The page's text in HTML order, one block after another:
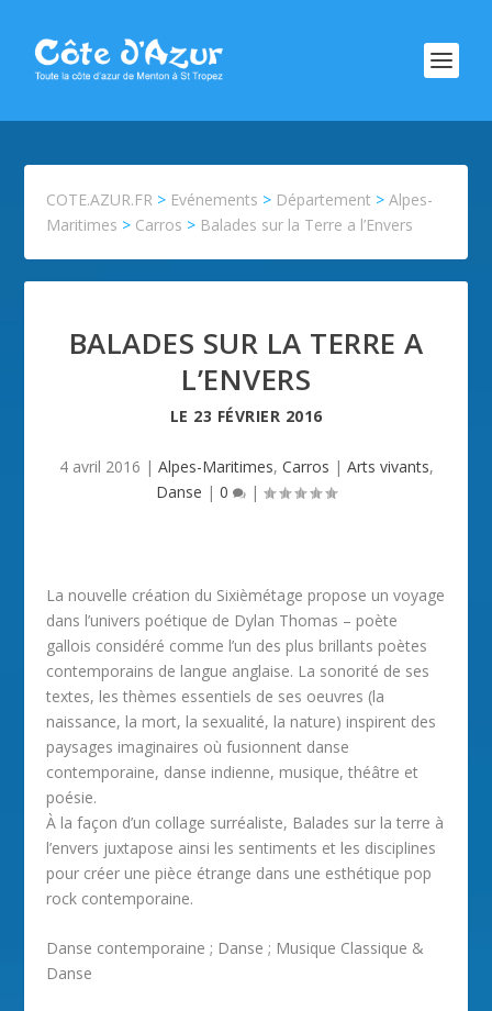
COTE.AZUR.FR > Evénements > Département >Alpes-
Maritimes > Carros > Balades sur la Terre a l’Envers
BALADES SUR LA TERRE A
L’ENVERS
LE 23 FÉVRIER 2016
4 avril 2016 | Alpes-Maritimes, Carros | Arts vivants,
Danse | 0 |
La nouvelle création du Sixièmétage propose un voyage
dans l’univers poétique de Dylan Thomas – poète
gallois considéré comme l’un des plus brillants poètes
contemporains de langue anglaise. La sonorité de ses
textes, les thèmes essentiels de ses oeuvres (la
naissance, la mort, la sexualité, la nature) inspirent des
paysages imaginaires où fusionnent danse
contemporaine, danse indienne, musique, théâtre et
poésie.
À la façon d’un collage surréaliste, Balades sur la terre à
l’envers juxtapose ainsi les sentiments et les disciplines
pour créer une pièce étrange dans une esthétique pop
rock contemporaine.
Danse contemporaine ; Danse ; Musique Classique &
Danse